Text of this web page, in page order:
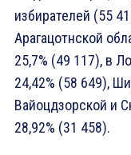
избирателей (55
Арагацотнской
25,7% (49 117), в
24,42% (58 649),
Вайоцдзорской и
28,92% (31 458).